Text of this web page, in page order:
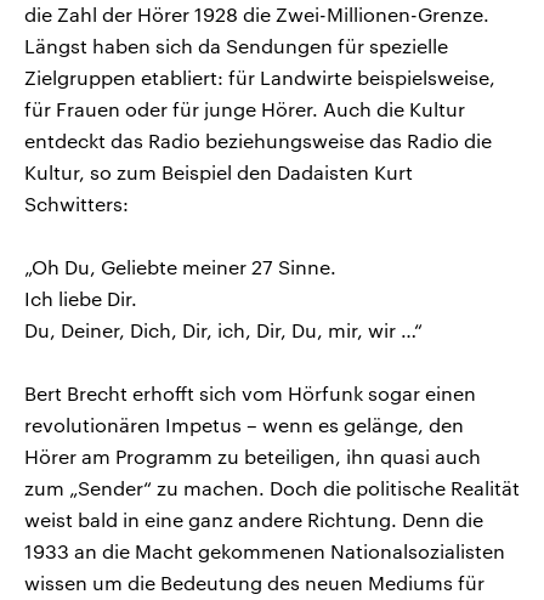
die Zahl der Hörer 1928 die Zwei-Millionen-Grenze.
Längst haben sich da Sendungen für spezielle
Zielgruppen etabliert: für Landwirte beispielsweise,
für Frauen oder für junge Hörer. Auch die Kultur
entdeckt das Radio beziehungsweise das Radio die
Kultur, so zum Beispiel den Dadaisten Kurt
Schwitters:
„Oh Du, Geliebte meiner 27 Sinne.
Ich liebe Dir.
Du, Deiner, Dich, Dir, ich, Dir, Du, mir, wir …“
Bert Brecht erhofft sich vom Hörfunk sogar einen
revolutionären Impetus – wenn es gelänge, den
Hörer am Programm zu beteiligen, ihn quasi auch
zum „Sender“ zu machen. Doch die politische Realität
weist bald in eine ganz andere Richtung. Denn die
1933 an die Macht gekommenen Nationalsozialisten
wissen um die Bedeutung des neuen Mediums für